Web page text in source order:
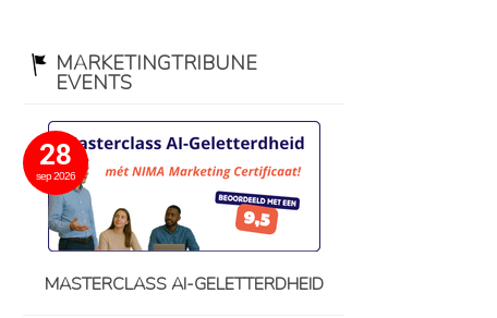
MARKETINGTRIBUNE
EVENTS
28
sep 2026
MASTERCLASS AI-GELETTERDHEID